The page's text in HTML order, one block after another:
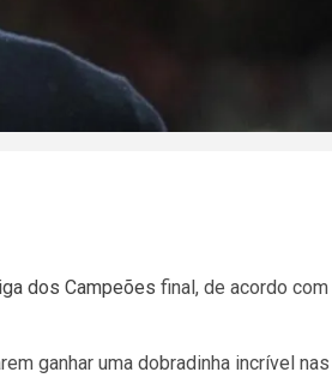
dos Campeões final, de acordo com
ganhar uma dobradinha incrível nas